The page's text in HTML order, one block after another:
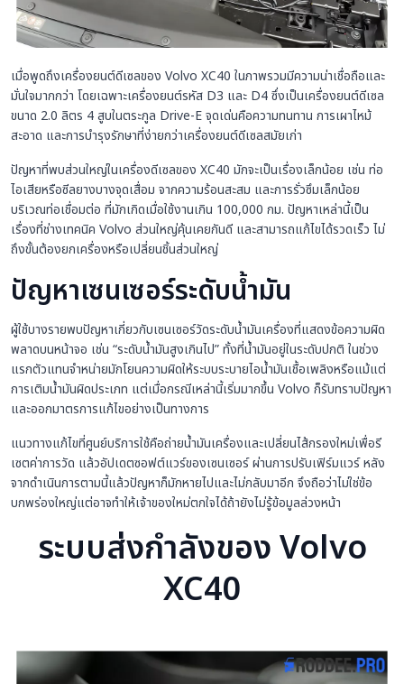
เมื่อพูดถึงเครื่องยนต์ดีเซลของ Volvo XC40 ในภาพรวมมีความน่าเชื่อถือและ
มั่นใจมากกว่า โดยเฉพาะเครื่องยนต์รหัส D3 และ D4 ซึ่งเป็นเครื่องยนต์ดีเซล
ขนาด 2.0 ลิตร 4 สูบในตระกูล Drive-E จุดเด่นคือความทนทาน การเผาไหม้
สะอาด และการบำรุงรักษาที่ง่ายกว่าเครื่องยนต์ดีเซลสมัยเก่า
ปัญหาที่พบส่วนใหญ่ในเครื่องดีเซลของ XC40 มักจะเป็นเรื่องเล็กน้อย เช่น ท่อ
ไอเสียหรือซีลยางบางจุดเสื่อม จากความร้อนสะสม และการรั่วซึมเล็กน้อย
บริเวณท่อเชื่อมต่อ ที่มักเกิดเมื่อใช้งานเกิน 100,000 กม. ปัญหาเหล่านี้เป็น
เรื่องที่ช่างเทคนิค Volvo ส่วนใหญ่คุ้นเคยกันดี และสามารถแก้ไขได้รวดเร็ว ไม่
ถึงขั้นต้องยกเครื่องหรือเปลี่ยนชิ้นส่วนใหญ่
ปัญหาเซนเซอร์ระดับน้ำมัน
ผู้ใช้บางรายพบปัญหาเกี่ยวกับเซนเซอร์วัดระดับน้ำมันเครื่องที่แสดงข้อความผิด
พลาดบนหน้าจอ เช่น “ระดับน้ำมันสูงเกินไป” ทั้งที่น้ำมันอยู่ในระดับปกติ ในช่วง
แรกตัวแทนจำหน่ายมักโยนความผิดให้ระบบระบายไอน้ำมันเชื้อเพลิงหรือแม้แต่
การเติมน้ำมันผิดประเภท แต่เมื่อกรณีเหล่านี้เริ่มมากขึ้น Volvo ก็รับทราบปัญหา
และออกมาตรการแก้ไขอย่างเป็นทางการ
แนวทางแก้ไขที่ศูนย์บริการใช้คือถ่ายน้ำมันเครื่องและเปลี่ยนไส้กรองใหม่เพื่อรี
เซตค่าการวัด แล้วอัปเดตซอฟต์แวร์ของเซนเซอร์ ผ่านการปรับเฟิร์มแวร์ หลัง
จากดำเนินการตามนี้แล้วปัญหาก็มักหายไปและไม่กลับมาอีก จึงถือว่าไม่ใช่ข้อ
บกพร่องใหญ่แต่อาจทำให้เจ้าของใหม่ตกใจได้ถ้ายังไม่รู้ข้อมูลล่วงหน้า
ระบบส่งกำลังของ Volvo
XC40